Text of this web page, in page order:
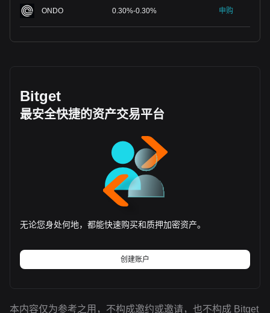
ONDO 0.30%-0.30% 申购
Bitget
最安全快捷的资产交易平台
无论您身处何地，都能快速购买和质押加密资产。
创建账户
本内容仅为参考之用，不构成邀约或邀请，也不构成 Bitget